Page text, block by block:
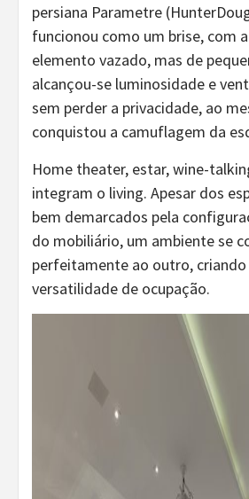
persiana Parametre
funcionou como um brise, com
elemento vazado, mas de
alcançou-se luminosidade e
sem perder a privacidade, ao
conquistou a camuflagem da
Home theater, estar, wine-
integram o living. Apesar dos
bem demarcados pela
do mobiliário, um ambiente se
perfeitamente ao outro,
versatilidade de ocupação.